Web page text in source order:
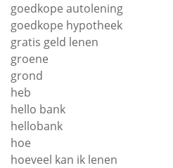
goedkope autolening
goedkope hypotheek
gratis geld lenen
groene
grond
heb
hello bank
hellobank
hoe
hoeveel kan ik lenen